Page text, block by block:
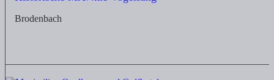
Brodenbach